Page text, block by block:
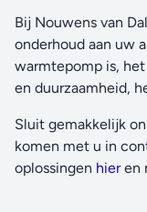
Bij Nouwens van
onderhoud aan uw
warmtepomp is,
en duurzaamheid,
Sluit gemakkelijk
komen met u in
oplossingen hieren